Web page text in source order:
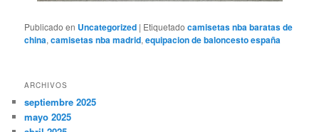
Publicado en Uncategorized | Etiquetado camisetas nba baratas de
china,camisetas nba madrid,equipacion de baloncesto españa
ARCHIVOS
septiembre 2025
mayo 2025